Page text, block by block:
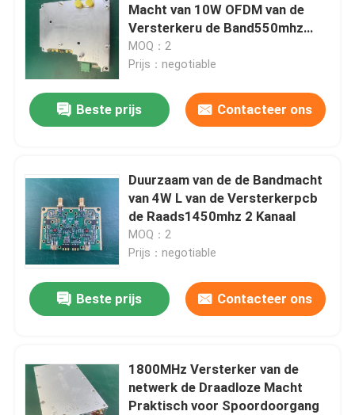
Macht van 10W OFDM van de
Versterkeru de Band550mhz
600MHz 2 Kanaal
MOQ：2
Prijs：negotiable
Beste prijs Contacteer ons
Duurzaam van de de Bandmacht
van 4W L van de Versterkerpcb
de Raads1450mhz 2 Kanaal
MOQ：2
Prijs：negotiable
Beste prijs Contacteer ons
1800MHz Versterker van de
netwerk de Draadloze Macht
Praktisch voor Spoordoorgang